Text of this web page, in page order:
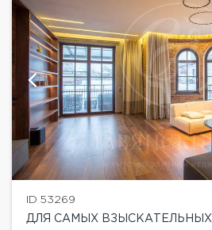
ID 53269
ДЛЯ САМЫХ ВЗЫСКАТЕЛЬНЫХ